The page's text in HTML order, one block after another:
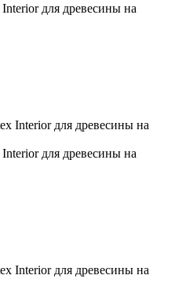
для древесины на
для древесины на